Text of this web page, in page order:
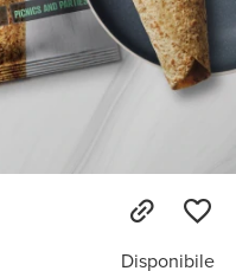
Disponibile